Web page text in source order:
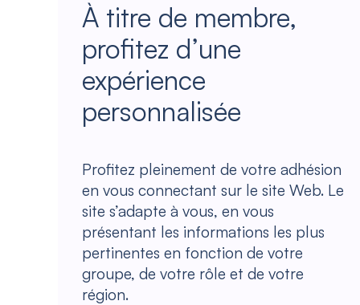
À titre de membre,
profitez d’une
expérience
personnalisée
Profitez pleinement de votre adhésion
en vous connectant sur le site Web. Le
site s’adapte à vous, en vous
présentant les informations les plus
pertinentes en fonction de votre
groupe, de votre rôle et de votre
région.